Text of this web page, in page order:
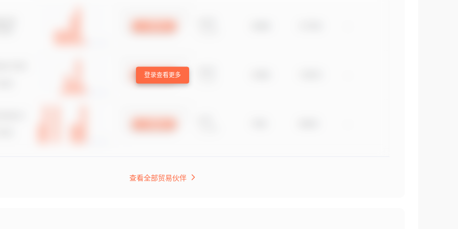
登录查看更多
查看全部贸易伙伴